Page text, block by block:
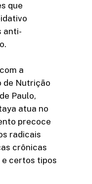
que
anti-
a
de Nutrição
Paulo,
atua no
precoce
radicais
crônicas
certos tipos